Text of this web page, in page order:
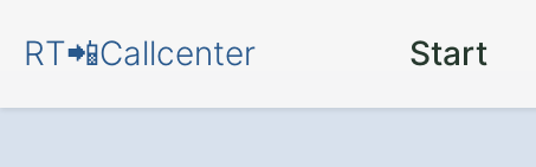
RT📲Callcenter Start